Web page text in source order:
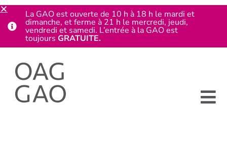
La GAO est ouverte de 10 h à 18 h le mardi et
dimanche, et ferme à 21 h le mercredi, jeudi,
vendredi et samedi. L’entrée à la GAO est
toujours GRATUITE.